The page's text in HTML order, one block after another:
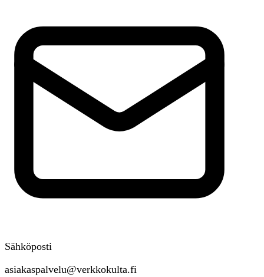
Sähköposti
asiakaspalvelu@verkkokulta.fi